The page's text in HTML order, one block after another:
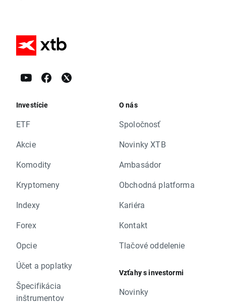
Investície
ETF
Akcie
Komodity
Kryptomeny
Indexy
Forex
Opcie
Účet a poplatky
Špecifikácia
inštrumentov
O nás
Spoločnosť
Novinky XTB
Ambasádor
Obchodná platforma
Kariéra
Kontakt
Tlačové oddelenie
Vzťahy s investormi
Novinky